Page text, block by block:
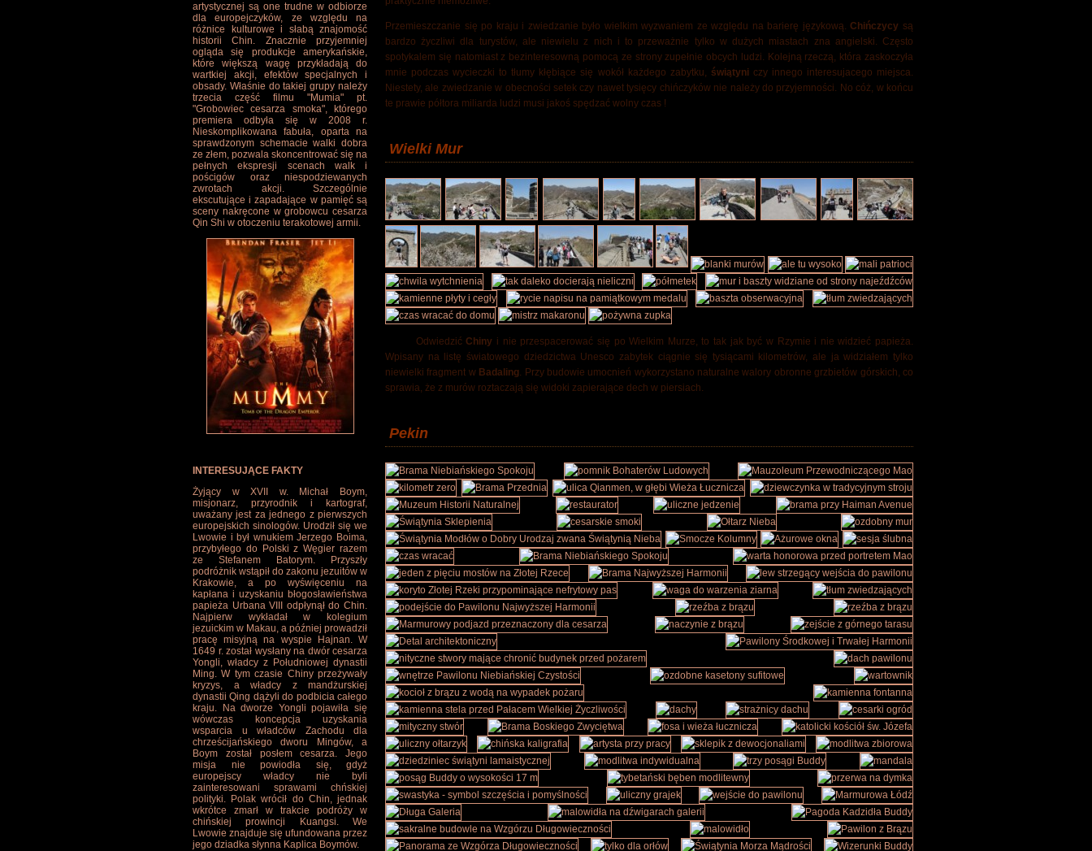
artystycznej są one trudne w odbiorze
dla europejczyków, ze względu na
różnice kulturowe i słabą znajomość
historii Chin. Znacznie przyjemniej
ogląda się produkcje amerykańskie,
które większą wagę przykładają do
wartkiej akcji, efektów specjalnych i
obsady. Właśnie do takiej grupy należy
trzecia część filmu "Mumia" pt.
"Grobowiec cesarza smoka", którego
premiera odbyła się w 2008 r.
Nieskomplikowana fabuła, oparta na
sprawdzonym schemacie walki dobra
ze złem, pozwala skoncentrować się na
pełnych ekspresji scenach walk i
pościgów oraz niespodziewanych
zwrotach akcji. Szczególnie
ekscutujące i zapadające w pamięć są
sceny nakręcone w grobowcu cesarza
Qin Shi w otoczeniu terakotowej armii.
INTERESUJĄCE FAKTY
Żyjący w XVII w. Michał Boym,
misjonarz, przyrodnik i kartograf,
uważany jest za jednego z pierwszych
europejskich sinologów. Urodził się we
Lwowie i był wnukiem Jerzego Boima,
przybyłego do Polski z Węgier razem
ze Stefanem Batorym. Przyszły
podróżnik wstąpił do zakonu jezuitów w
Krakowie, a po wyświęceniu na
kapłana i uzyskaniu błogosławieństwa
papieża Urbana VIII odpłynął do Chin.
Najpierw wykładał w kolegium
jezuickim w Makau, a później prowadził
pracę misyjną na wyspie Hajnan. W
1649 r. został wysłany na dwór cesarza
Yongli, władcy z Południowej dynastii
Ming. W tym czasie Chiny przeżywały
kryzys, a władcy z mandżurskiej
dynastii Qing dążyli do podbicia całego
kraju. Na dworze Yongli pojawiła się
wówczas koncepcja uzyskania
wsparcia u władców Zachodu dla
chrześcijańskiego dworu Mingów, a
Boym został posłem cesarza. Jego
misja nie powiodła się, gdyż
europejscy władcy nie byli
zainteresowani sprawami chńskiej
polityki. Polak wrócił do Chin, jednak
wkrótce zmarł w trakcie podróży w
chińskiej prowincji Kuangsi. We
Lwowie znajduje się ufundowana przez
jego dziadka słynna Kaplica Boymów.
Przemieszczanie się po kraju i zwiedzanie było wielkim wyzwaniem ze względu na barierę językową.Chińczycy są
bardzo życzliwi dla turystów, ale niewielu z nich i to przeważnie tylko w dużych miastach zna angielski. Często
spotykalem się natomiast z bezinteresowną pomocą ze strony zupełnie obcych ludzi. Kolejną rzeczą, która zaskoczyła
mnie podczas wycieczki to tłumy kłębiące się wokół każdego zabytku, świątyni czy innego interesujacego miejsca.
Niestety, ale zwiedzanie w obecności setek czy nawet tysięcy chińczyków nie należy do przyjemności. No cóż, w końcu
te prawie półtora miliarda ludzi musi jakoś spędzać wolny czas !
Wielki Mur
OdwiedzićChiny i nie przespacerować się po Wielkim Murze, to tak jak być w Rzymie i nie widzieć papieża.
Wpisany na listę światowego dziedzictwa Unesco zabytek ciągnie się tysiącami kilometrów, ale ja widziałem tylko
niewielki fragment w Badaling. Przy budowie umocnień wykorzystano naturalne walory obronne grzbietów górskich, co
sprawia, że z murów roztaczają się widoki zapierające dech w piersiach.
Pekin